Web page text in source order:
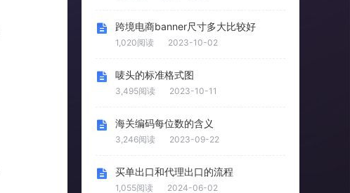
跨境电商banner尺寸多大比较好
1,020阅读 2023-10-02
唛头的标准格式图
3,495阅读 2023-10-11
海关编码每位数的含义
3,246阅读 2023-09-22
买单出口和代理出口的流程
1,055阅读 2024-06-02